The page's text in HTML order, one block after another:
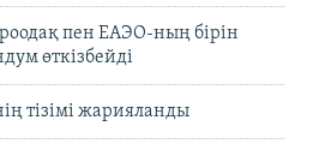
пен ЕАЭО-ның бірін
өткізбейді
тізімі жарияланды